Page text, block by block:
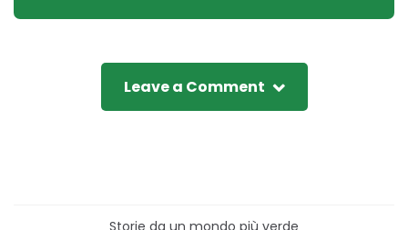
Leave a Comment